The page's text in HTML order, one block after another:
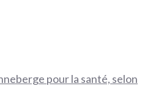
pour la santé, selon